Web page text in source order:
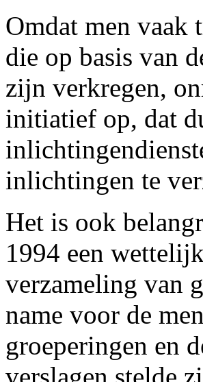
Omdat men vaak
die op basis van
zijn verkregen,
initiatief op, dat
inlichtingen te
Het is ook
1994 een
verzameling van
name voor de
groeperingen en